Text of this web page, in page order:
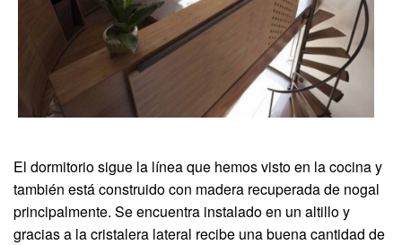
El dormitorio sigue la línea que hemos visto en la cocina y
también está construido con madera recuperada de nogal
principalmente. Se encuentra instalado en un altillo y
gracias a la cristalera lateral recibe una buena cantidad de